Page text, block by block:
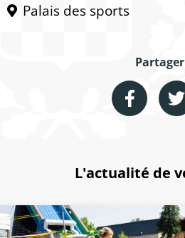
Palais des sports
L'actualité de